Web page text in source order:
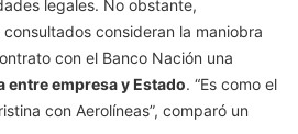
legales. No obstante,
consultados consideran la maniobra
con el Banco Nación una
empresa y Estado. “Es como el
con Aerolíneas”, comparó un